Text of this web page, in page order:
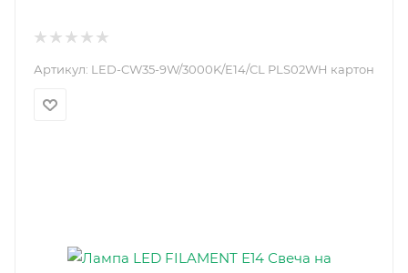
Артикул: LED-CW35-9W/3000K/E14/CL PLS02WH картон